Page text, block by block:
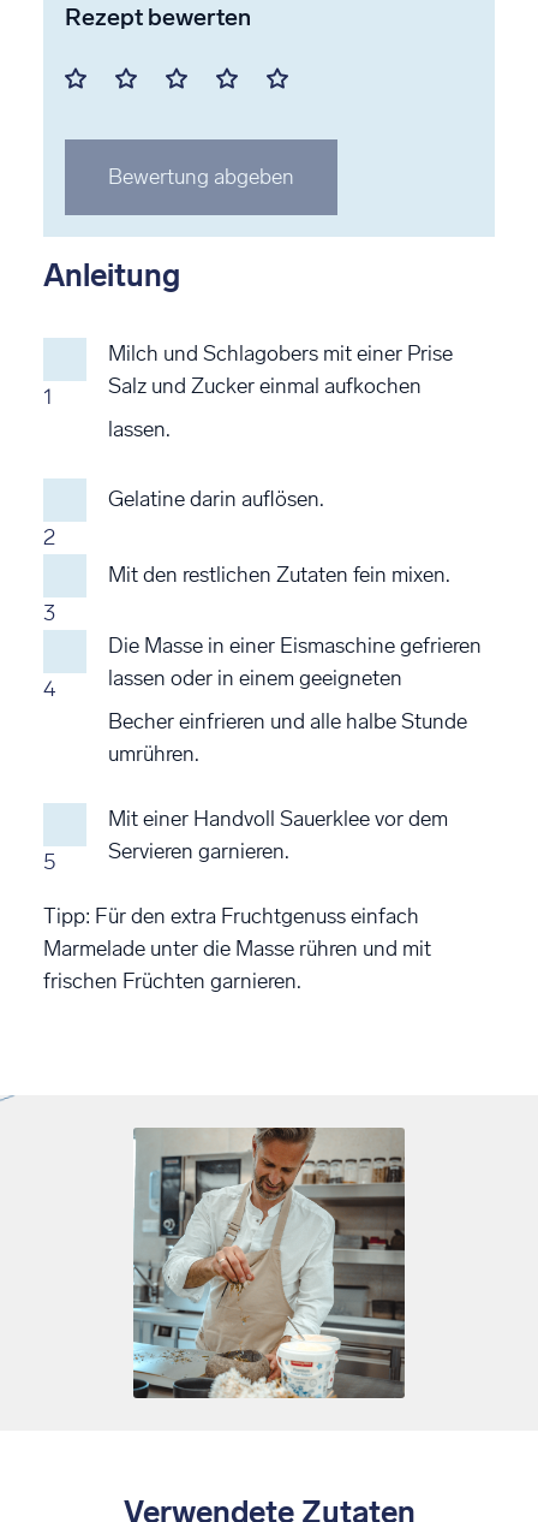
Rezept bewerten
Mit
Stern
bewerten
Mit
Stern
bewerten
Mit
Stern
bewerten
Mit
Stern
bewerten
Mit
Stern
bewerten
Bewertung abgeben
Anleitung
1
Milch und Schlagobers mit einer Prise
Salz und Zucker einmal aufkochen
lassen.
2
Gelatine darin auflösen.
3
Mit den restlichen Zutaten fein mixen.
4
Die Masse in einer Eismaschine gefrieren
lassen oder in einem geeigneten
Becher einfrieren und alle halbe Stunde
umrühren.
5
Mit einer Handvoll Sauerklee vor dem
Servieren garnieren.
Tipp: Für den extra Fruchtgenuss einfach
Marmelade unter die Masse rühren und mit
frischen Früchten garnieren.
Verwendete Zutaten